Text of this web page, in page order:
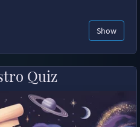
Show
Quiz